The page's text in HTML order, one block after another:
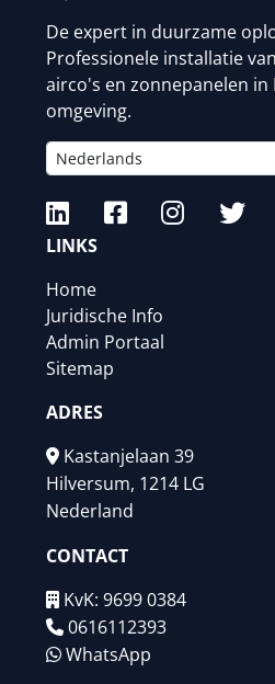
De expert in duurzame
Professionele installatie
airco's en zonnepanelen in
omgeving.
LINKS
Home
Juridische Info
Admin Portaal
Sitemap
ADRES
Kastanjelaan 39
Hilversum, 1214 LG
Nederland
CONTACT
KvK: 9699 0384
0616112393
WhatsApp